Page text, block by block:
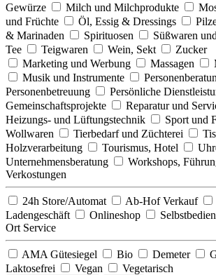
Gewürze
Milch und Milchprodukte
und Früchte
Öl, Essig & Dressings
& Marinaden
Spirituosen
Süßwaren
Tee
Teigwaren Wein, Sekt
Zucker
Marketing und Werbung
Massagen
Musik und Instrumente
Personenbetreuung
Persönliche
Gemeinschaftsprojekte
Reparatur und
Heizungs- und Lüftungstechnik
Sport und
Wollwaren
Tierbedarf und Züchterei
Holzverarbeitung
Tourismus, Hotel
Unternehmensberatung
Workshops,
Verkostungen
24h Store/Automat Ab-Hof Verkauf
Ladengeschäft
Onlineshop
Ort Service
AMA Gütesiegel Bio Demeter
Laktosefrei
Vegan Vegetarisch